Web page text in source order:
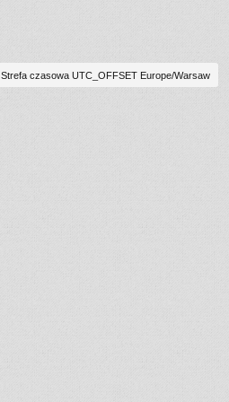
Strefa czasowa UTC_OFFSET Europe/Warsaw